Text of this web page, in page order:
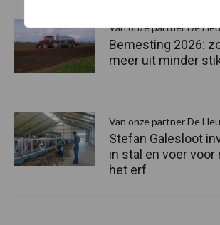
Van onze partner De
Bemesting 2026:
meer uit minder
Van onze partner De
Stefan Galesloot
in stal en voer voor
het erf